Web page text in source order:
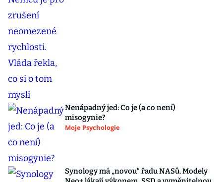
Nenápadný jed: Co je (a co není)
misogynie?
Moje Psychologie
Synology má „novou“ řadu NASů. Modely